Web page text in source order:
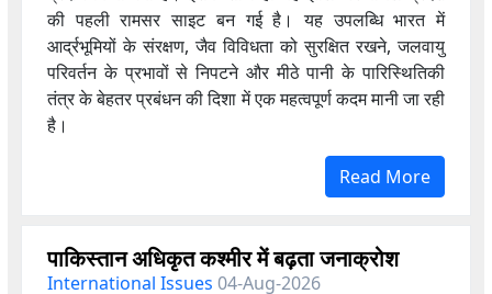
की पहली रामसर साइट बन गई है। यह उपलब्धि भारत में
आर्द्रभूमियों के संरक्षण, जैव विविधता को सुरक्षित रखने, जलवायु
परिवर्तन के प्रभावों से निपटने और मीठे पानी के पारिस्थितिकी
तंत्र के बेहतर प्रबंधन की दिशा में एक महत्वपूर्ण कदम मानी जा रही
है।
Read More
पाकिस्तान अधिकृत कश्मीर में बढ़ता जनाक्रोश
International Issues 04-Aug-2026